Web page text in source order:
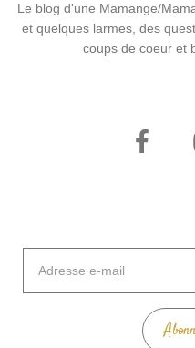
Le blog d'une Mamange/
et quelques larmes, des
coups de coeur et
mail